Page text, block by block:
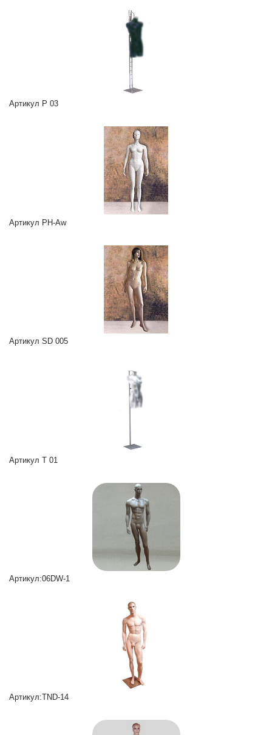
Артикул P 03
Артикул PH-Aw
Артикул SD 005
Артикул T 01
Артикул:06DW-1
Артикул:TND-14